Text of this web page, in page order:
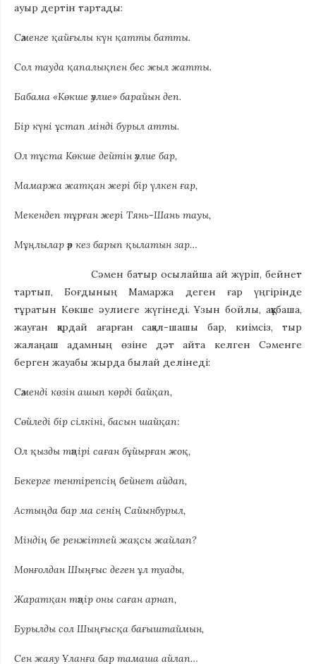
ауыр дертін тартады:
Сәменге қайғылы күн қатты батты.
Сол тауда қапалықпен бес жыл жатты.
Бабама «Көкше әулие» барайын деп.
Бір күні ұстап мінді бурыл атты.
Ол тұста Көкше дейтін әулие бар,
Мамаржа жатқан жері бір үлкен ғар,
Мекендеп тұрған жері Тянь-Шань тауы,
Мұңлылар әр кез барып қылатын зар…
Сәмен батыр осылайша ай жүріп, бейнет
тартып, Боғдының Мамаржа деген ғар үңгірінде
тұратын Көкше әулиеге жүгінеді. Ұзын бойлы, аққұбаша,
жауған қардай ағарған сақал-шашы бар, киімсіз, тыр
жалаңаш адамның өзіне дәт айта келген Сәменге
берген жауабы жырда былай делінеді:
Cәменді көзін ашып көрді байқап,
Сөйледі бір сілкіні, басын шайқап:
Ол қызды тәңірі саған бұйырған жоқ,
Бекерге тентірепсің бейнет айдап,
Астыңда бар ма сенің Сайынбурыл,
Міндің бе ренжітпей жақсы жайлап?
Монғолдан Шыңғыс деген ұл туады,
Жаратқан тәңір оны саған арнап,
Бурылды сол Шыңғысқа бағыштаймын,
Сен жаяу Ұланға бар тамаша айлап…